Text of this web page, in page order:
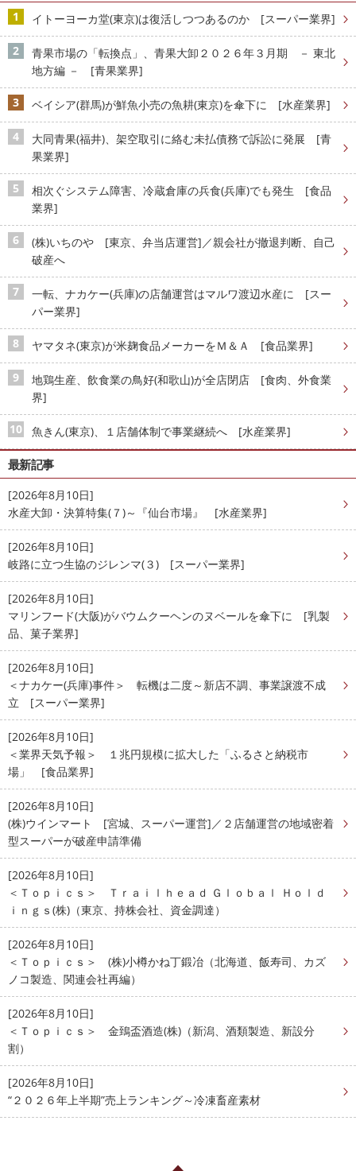
イトーヨーカ堂(東京)は復活しつつあるのか [スーパー業界]
青果市場の「転換点」、青果大卸２０２６年３月期 － 東北
地方編 － [青果業界]
ベイシア(群馬)が鮮魚小売の魚耕(東京)を傘下に [水産業界]
大同青果(福井)、架空取引に絡む未払債務で訴訟に発展 [青
果業界]
相次ぐシステム障害、冷蔵倉庫の兵食(兵庫)でも発生 [食品
業界]
(株)いちのや [東京、弁当店運営]／親会社が撤退判断、自己
破産へ
一転、ナカケー(兵庫)の店舗運営はマルワ渡辺水産に [スー
パー業界]
ヤマタネ(東京)が米麹食品メーカーをＭ＆Ａ [食品業界]
地鶏生産、飲食業の鳥好(和歌山)が全店閉店 [食肉、外食業
界]
魚きん(東京)、１店舗体制で事業継続へ [水産業界]
最新記事
[2026年8月10日]
水産大卸・決算特集(７)～『仙台市場』 [水産業界]
[2026年8月10日]
岐路に立つ生協のジレンマ(３) [スーパー業界]
[2026年8月10日]
マリンフード(大阪)がバウムクーヘンのヌベールを傘下に [乳製
品、菓子業界]
[2026年8月10日]
＜ナカケー(兵庫)事件＞ 転機は二度～新店不調、事業譲渡不成
立 [スーパー業界]
[2026年8月10日]
＜業界天気予報＞ １兆円規模に拡大した「ふるさと納税市
場」 [食品業界]
[2026年8月10日]
(株)ウインマート [宮城、スーパー運営]／２店舗運営の地域密着
型スーパーが破産申請準備
[2026年8月10日]
＜Ｔｏｐｉｃｓ＞ Ｔｒａｉｌｈｅａｄ Ｇｌｏｂａｌ Ｈｏｌｄ
ｉｎｇｓ(株)（東京、持株会社、資金調達）
[2026年8月10日]
＜Ｔｏｐｉｃｓ＞ (株)小樽かね丁鍛冶（北海道、飯寿司、カズ
ノコ製造、関連会社再編）
[2026年8月10日]
＜Ｔｏｐｉｃｓ＞ 金鵄盃酒造(株)（新潟、酒類製造、新設分
割）
[2026年8月10日]
“２０２６年上半期”売上ランキング～冷凍畜産素材